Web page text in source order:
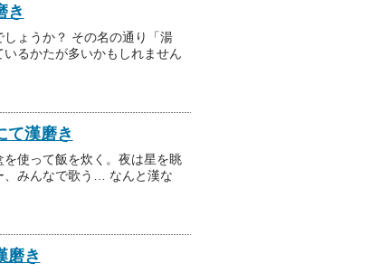
き
ょうか？ その名の通り「湯
るかたが多いかもしれません
て漢磨き
使って飯を炊く。夜は星を眺
、みんなで歌う… なんと漢な
磨き